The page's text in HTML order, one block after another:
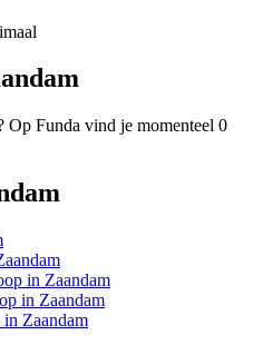
Op Funda vind je momenteel 0
in Zaandam
in Zaandam
Zaandam